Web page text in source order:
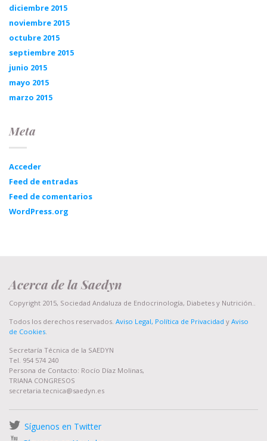
diciembre 2015
noviembre 2015
octubre 2015
septiembre 2015
junio 2015
mayo 2015
marzo 2015
Meta
Acceder
Feed de entradas
Feed de comentarios
WordPress.org
Acerca de la Saedyn
Copyright 2015, Sociedad Andaluza de Endocrinología, Diabetes y Nutrición..
Todos los derechos reservados. Aviso Legal, Política de Privacidad y Aviso
de Cookies.
Secretaría Técnica de la SAEDYN
Tel. 954 574 240
Persona de Contacto: Rocío Díaz Molinas,
TRIANA CONGRESOS
secretaria.tecnica@saedyn.es
Síguenos en Twitter